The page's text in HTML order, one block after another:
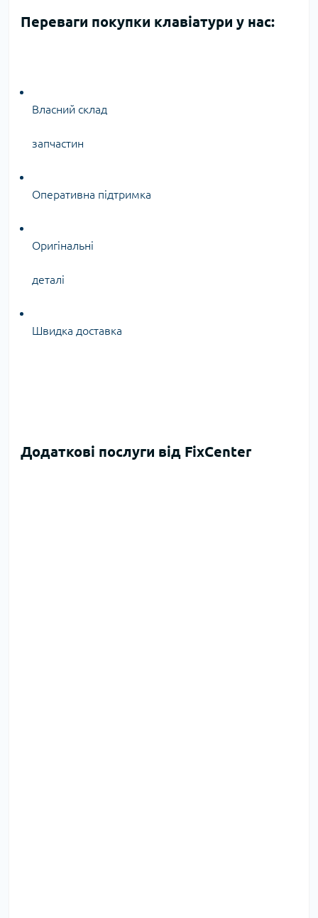
Переваги покупки клавіатури у нас:
Власний склад
запчастин
Оперативна підтримка
Оригінальні
деталі
Швидка доставка
Додаткові послуги від FixCenter